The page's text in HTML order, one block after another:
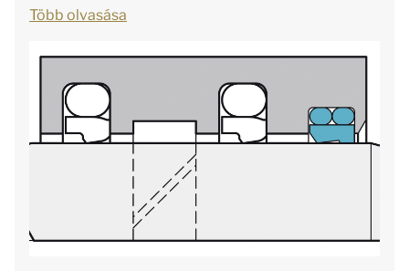
Több olvasása